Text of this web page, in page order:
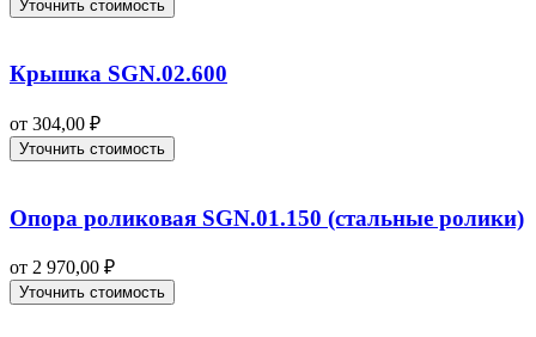
Уточнить стоимость
Крышка SGN.02.600
от 304,00 ₽
Уточнить стоимость
Опора роликовая SGN.01.150 (стальные ролики)
от 2 970,00 ₽
Уточнить стоимость